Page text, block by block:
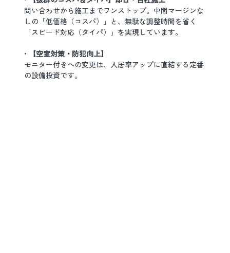
問い合わせから施工までワンストップ。中間マージンな
しの「低価格（コスパ）」と、無駄な調整時間を省く
「スピード対応（タイパ）」を実現しています。
•
【空室対策・防犯向上】
モニター付きへの変更は、入居率アップに直結する定番
の設備投資です。